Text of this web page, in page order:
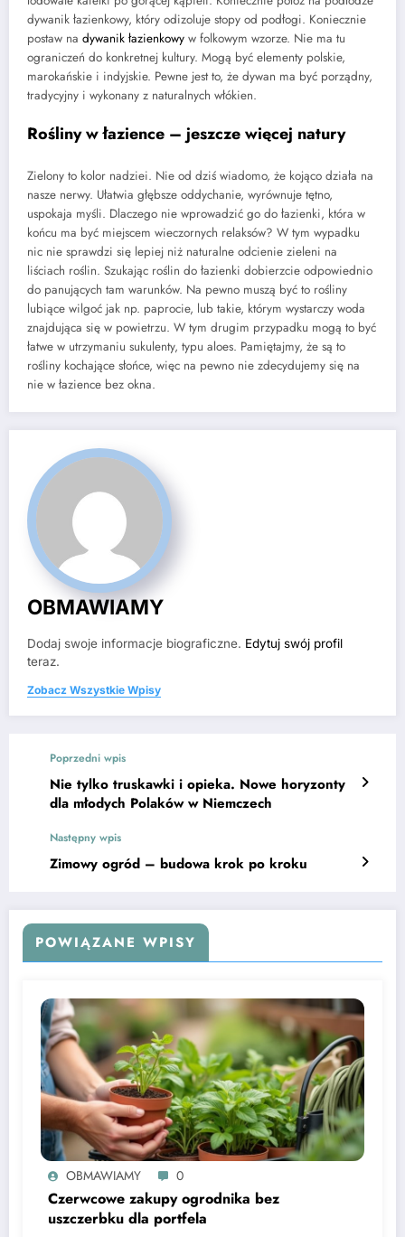
dywanik łazienkowy, który odizoluje stopy od podłogi. Koniecznie
postaw na dywanik łazienkowy w folkowym wzorze. Nie ma tu
ograniczeń do konkretnej kultury. Mogą być elementy polskie,
marokańskie i indyjskie. Pewne jest to, że dywan ma być porządny,
tradycyjny i wykonany z naturalnych włókien.
Rośliny w łazience – jeszcze więcej natury
Zielony to kolor nadziei. Nie od dziś wiadomo, że kojąco działa na
nasze nerwy. Ułatwia głębsze oddychanie, wyrównuje tętno,
uspokaja myśli. Dlaczego nie wprowadzić go do łazienki, która w
końcu ma być miejscem wieczornych relaksów? W tym wypadku
nic nie sprawdzi się lepiej niż naturalne odcienie zieleni na
liściach roślin. Szukając roślin do łazienki dobierzcie odpowiednio
do panujących tam warunków. Na pewno muszą być to rośliny
lubiące wilgoć jak np. paprocie, lub takie, którym wystarczy woda
znajdująca się w powietrzu. W tym drugim przypadku mogą to być
łatwe w utrzymaniu sukulenty, typu aloes. Pamiętajmy, że są to
rośliny kochające słońce, więc na pewno nie zdecydujemy się na
nie w łazience bez okna.
OBMAWIAMY
Dodaj swoje informacje biograficzne. Edytuj swój profil
teraz.
Zobacz Wszystkie Wpisy
Poprzedni wpis
Nie tylko truskawki i opieka. Nowe horyzonty
dla młodych Polaków w Niemczech
Następny wpis
Zimowy ogród – budowa krok po kroku
POWIĄZANE WPISY
OBMAWIAMY 0
Czerwcowe zakupy ogrodnika bez
uszczerbku dla portfela